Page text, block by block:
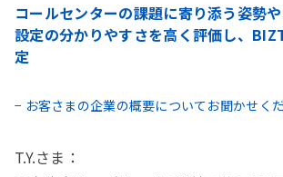
コールセンターの課題に寄り添う姿勢や
設定の分かりやすさを高く評価し、
定
− お客さまの企業の概要についてお聞かせくだ
T.Y.さま：